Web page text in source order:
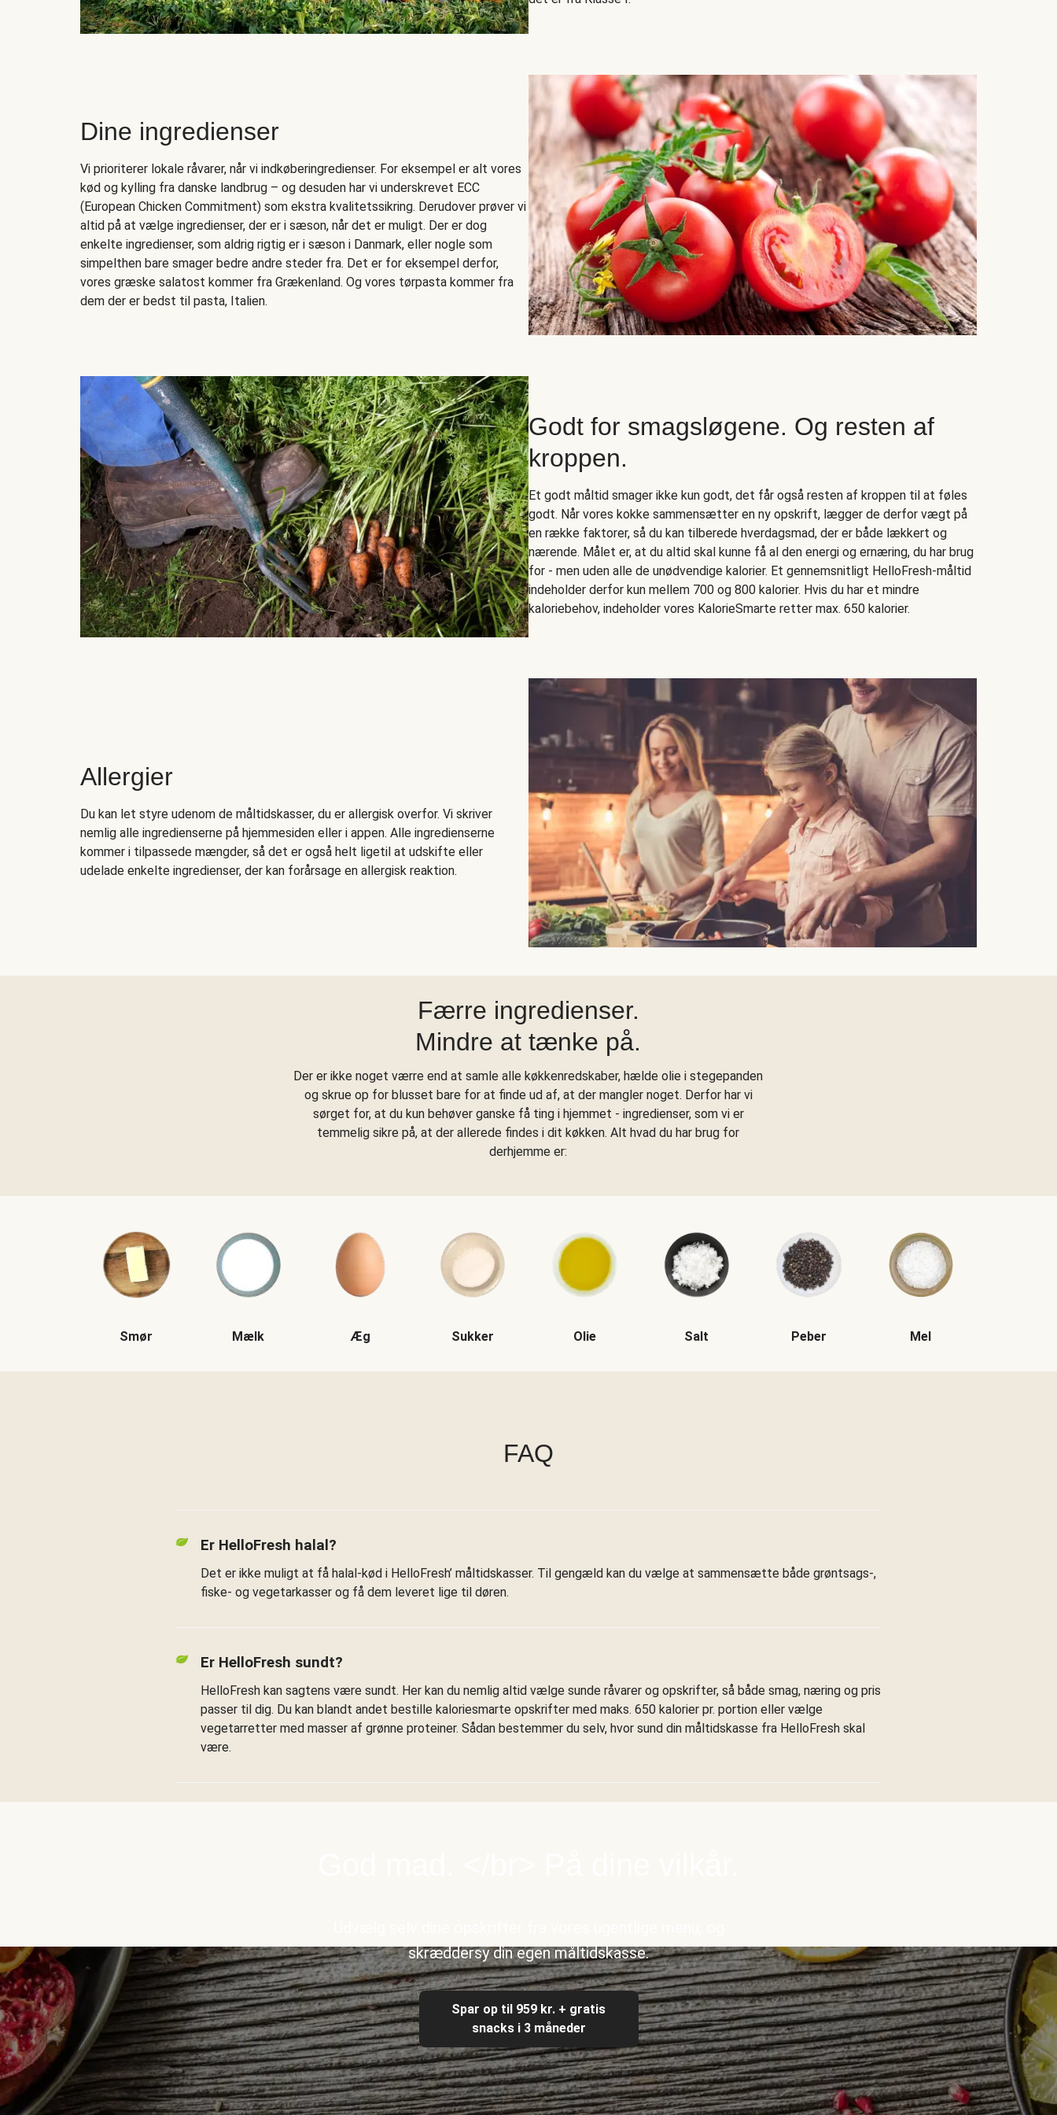
Dine ingredienser
Vi prioriterer lokale råvarer, når vi indkøberingredienser. For eksempel er alt vores
kød og kylling fra danske landbrug – og desuden har vi underskrevet ECC
(European Chicken Commitment) som ekstra kvalitetssikring. Derudover prøver vi
altid på at vælge ingredienser, der er i sæson, når det er muligt. Der er dog
enkelte ingredienser, som aldrig rigtig er i sæson i Danmark, eller nogle som
simpelthen bare smager bedre andre steder fra. Det er for eksempel derfor,
vores græske salatost kommer fra Grækenland. Og vores tørpasta kommer fra
dem der er bedst til pasta, Italien.
Godt for smagsløgene. Og resten af
kroppen.
Et godt måltid smager ikke kun godt, det får også resten af kroppen til at føles
godt. Når vores kokke sammensætter en ny opskrift, lægger de derfor vægt på
en række faktorer, så du kan tilberede hverdagsmad, der er både lækkert og
nærende. Målet er, at du altid skal kunne få al den energi og ernæring, du har brug
for - men uden alle de unødvendige kalorier. Et gennemsnitligt HelloFresh-måltid
indeholder derfor kun mellem 700 og 800 kalorier. Hvis du har et mindre
kaloriebehov, indeholder vores KalorieSmarte retter max. 650 kalorier.
Allergier
Du kan let styre udenom de måltidskasser, du er allergisk overfor. Vi skriver
nemlig alle ingredienserne på hjemmesiden eller i appen. Alle ingredienserne
kommer i tilpassede mængder, så det er også helt ligetil at udskifte eller
udelade enkelte ingredienser, der kan forårsage en allergisk reaktion.
Færre ingredienser.
Mindre at tænke på.
Der er ikke noget værre end at samle alle køkkenredskaber, hælde olie i stegepanden
og skrue op for blusset bare for at finde ud af, at der mangler noget. Derfor har vi
sørget for, at du kun behøver ganske få ting i hjemmet - ingredienser, som vi er
temmelig sikre på, at der allerede findes i dit køkken. Alt hvad du har brug for
derhjemme er:
Smør Mælk Æg Sukker Olie Salt Peber Mel
FAQ
Er HelloFresh halal?
Det er ikke muligt at få halal-kød i HelloFresh’ måltidskasser. Til gengæld kan du vælge at sammensætte både grøntsags-,
fiske- og vegetarkasser og få dem leveret lige til døren.
Er HelloFresh sundt?
HelloFresh kan sagtens være sundt. Her kan du nemlig altid vælge sunde råvarer og opskrifter, så både smag, næring og pris
passer til dig. Du kan blandt andet bestille kaloriesmarte opskrifter med maks. 650 kalorier pr. portion eller vælge
vegetarretter med masser af grønne proteiner. Sådan bestemmer du selv, hvor sund din måltidskasse fra HelloFresh skal
være.
skræddersy din egen måltidskasse.
Spar op til 959 kr. + gratis
snacks i 3 måneder